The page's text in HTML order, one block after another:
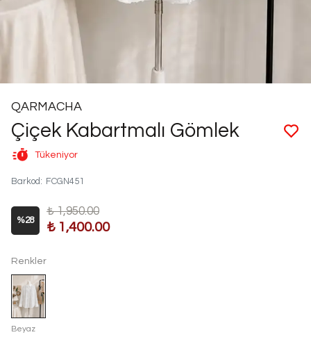
QARMACHA
Çiçek Kabartmalı Gömlek
Tükeniyor
Barkod : FCGN451
%28
₺ 1,950.00
₺ 1,400.00
Renkler
Beyaz